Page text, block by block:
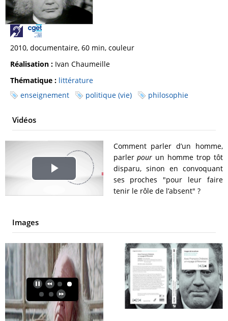
2010, documentaire, 60 min, couleur
Réalisation : Ivan Chaumeille
Thématique : littérature
enseignement
politique (vie) philosophie
Vidéos
Play
Video
Comment parler d’un homme,
parlerpour un homme trop tôt
disparu, sinon en convoquant
ses proches "pour leur faire
tenir le rôle de l’absent" ?
Images